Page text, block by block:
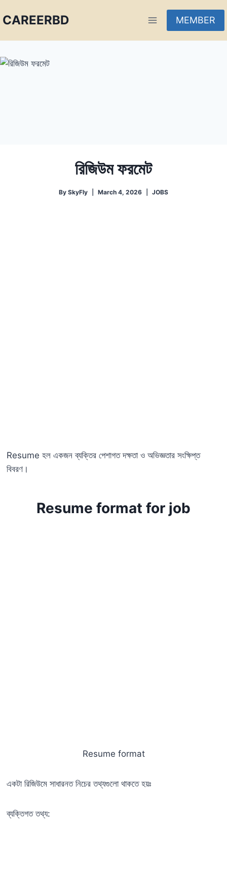
CAREERBD MEMBER
রিজিউম ফরমেট
By SkyFly March 4, 2026 JOBS
Resume হল একজন ব্যক্তির পেশাগত দক্ষতা ও অভিজ্ঞতার সংক্ষিপ্ত
বিবরণ।
Resume format for job
Resume format
একটা রিজিউমে সাধারনত নিচের তথ্যগুলো থাকতে হয়ঃ
ব্যক্তিগত তথ্য: